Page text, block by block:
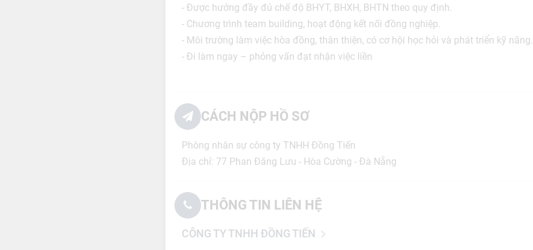
- Được hưởng đầy đủ chế độ BHYT, BHXH, BHTN theo quy định.
- Chương trình team building, hoạt động kết nối đồng nghiệp.
- Môi trường làm việc hòa đồng, thân thiện, có cơ hội học hỏi và phát triển kỹ năng.
- Đi làm ngay – phỏng vấn đạt nhận việc liền
CÁCH NỘP HỒ SƠ
Phòng nhân sự công ty TNHH Đồng Tiến
Địa chỉ: 77 Phan Đăng Lưu - Hòa Cường - Đà Nẵng
THÔNG TIN LIÊN HỆ
CÔNG TY TNHH ĐỒNG TIẾN